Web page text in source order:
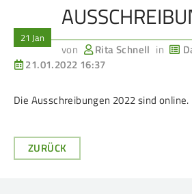
21 Jan
von Rita Schnell in
21.01.2022 16:37
Die Ausschreibungen 2022 sind online.
ZURÜCK
überspringen
Veranstaltungen
Bezirk Schwaben
Referenten